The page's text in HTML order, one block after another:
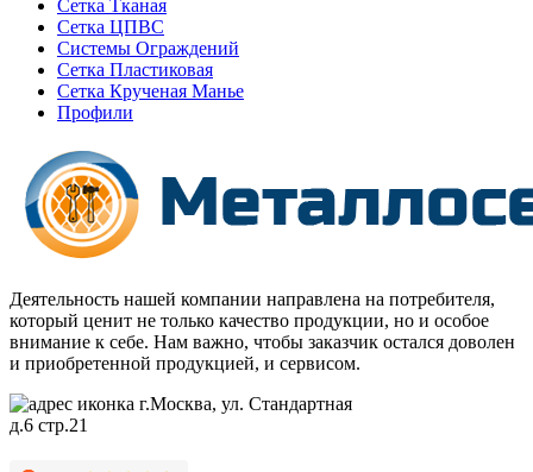
Сетка Тканая
Сетка ЦПВС
Системы Ограждений
Сетка Пластиковая
Сетка Крученая Манье
Профили
Деятельность нашей компании направлена на потребителя,
который ценит не только качество продукции, но и особое
внимание к себе. Нам важно, чтобы заказчик остался доволен
и приобретенной продукцией, и сервисом.
г.Москва, ул. Стандартная
д.6 стр.21